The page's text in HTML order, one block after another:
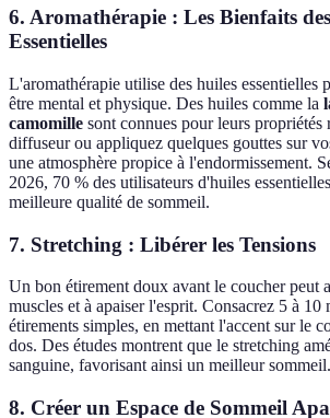
6. Aromathérapie : Les Bienfaits
Essentielles
L'aromathérapie utilise des huiles essentielles
être mental et physique. Des huiles comme la
camomille sont connues pour leurs propriétés
diffuseur ou appliquez quelques gouttes sur
une atmosphère propice à l'endormissement.
2026, 70 % des utilisateurs d'huiles
meilleure qualité de sommeil.
7. Stretching : Libérer les Tensions
Un bon étirement doux avant le coucher peut
muscles et à apaiser l'esprit. Consacrez 5 à 10
étirements simples, en mettant l'accent sur le
dos. Des études montrent que le stretching
sanguine, favorisant ainsi un meilleur sommeil.
8. Créer un Espace de Sommeil